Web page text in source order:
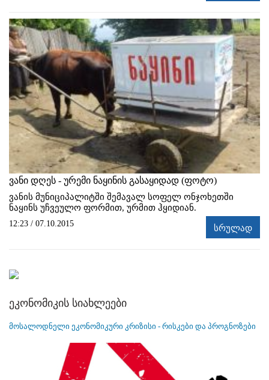
ვანი დღეს - ურემი ნაყინის გასაყიდად (ფოტო)
ვანის მუნიციპალიტში შემავალ სოფელ ონჯოხეთში
ნაყინს უჩვეულო ფორმით, ურმით ჰყიდიან.
12:23 / 07.10.2015 სრულად
ეკონომიკის სიახლეები
მოსალოდნელი ეკონომიკური კრიზისი - რისკები და პროგნოზები